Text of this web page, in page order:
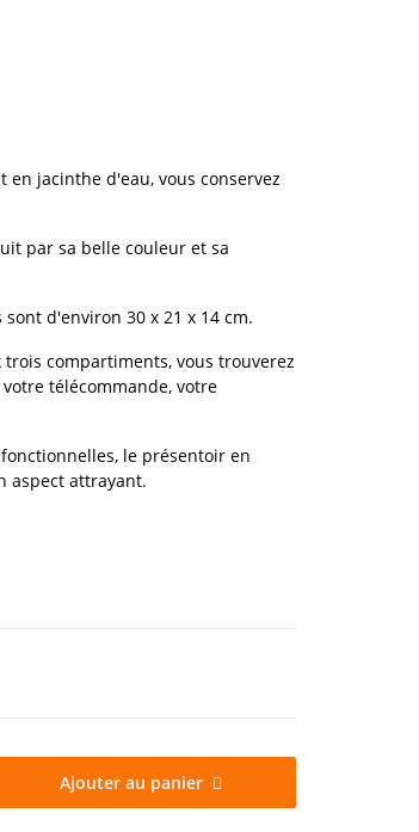
jacinthe d'eau, vous conservez
par sa belle couleur et sa
d'environ 30 x 21 x 14 cm.
compartiments, vous trouverez
télécommande, votre
le présentoir en
aspect attrayant.
Ajouter au panier